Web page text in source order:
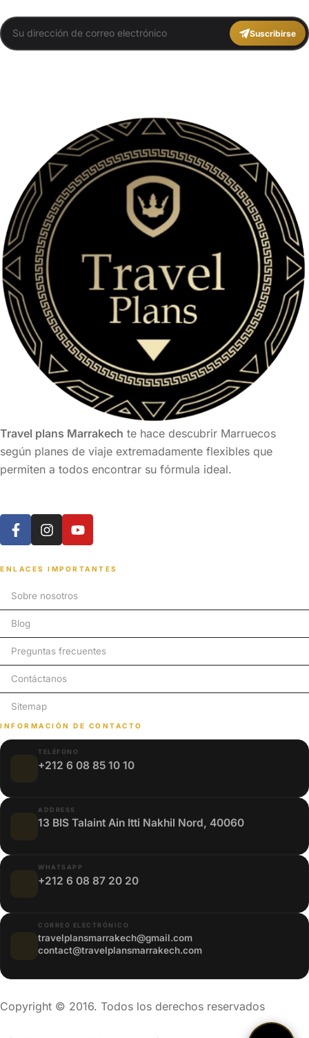
Suscribirse
Travel plans Marrakech te hace descubrir Marruecos
según planes de viaje extremadamente flexibles que
permiten a todos encontrar su fórmula ideal.
ENLACES IMPORTANTES
Sobre nosotros
Blog
Preguntas frecuentes
Contáctanos
Sitemap
INFORMACIÓN DE CONTACTO
TELÉFONO
+212 6 08 85 10 10
ADDRESS
13 BIS Talaint Ain Itti Nakhil Nord, 40060
WHATSAPP
+212 6 08 87 20 20
CORREO ELECTRÓNICO
travelplansmarrakech@gmail.com
contact@travelplansmarrakech.com
Copyright © 2016. Todos los derechos reservados